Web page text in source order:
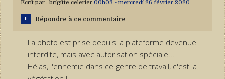
Écrit par : brigitte celerier 00h03 - mercredi 26 février 2020
Répondre à ce commentaire
La photo est prise depuis la plateforme devenue
interdite, mais avec autorisation spéciale...
Hélas, l'ennemie dans ce genre de travail, c'est la